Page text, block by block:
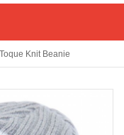
Knit Beanie